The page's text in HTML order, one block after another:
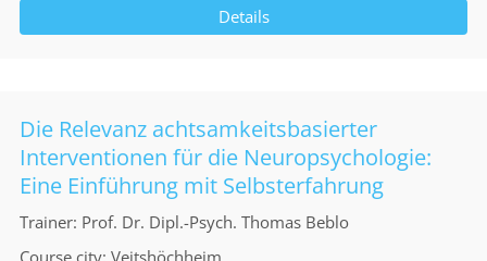
Details
Die Relevanz achtsamkeitsbasierter
Interventionen für die Neuropsychologie:
Eine Einführung mit Selbsterfahrung
Trainer Prof. Dr. Dipl.-Psych. Thomas Beblo
Course city Veitshöchheim